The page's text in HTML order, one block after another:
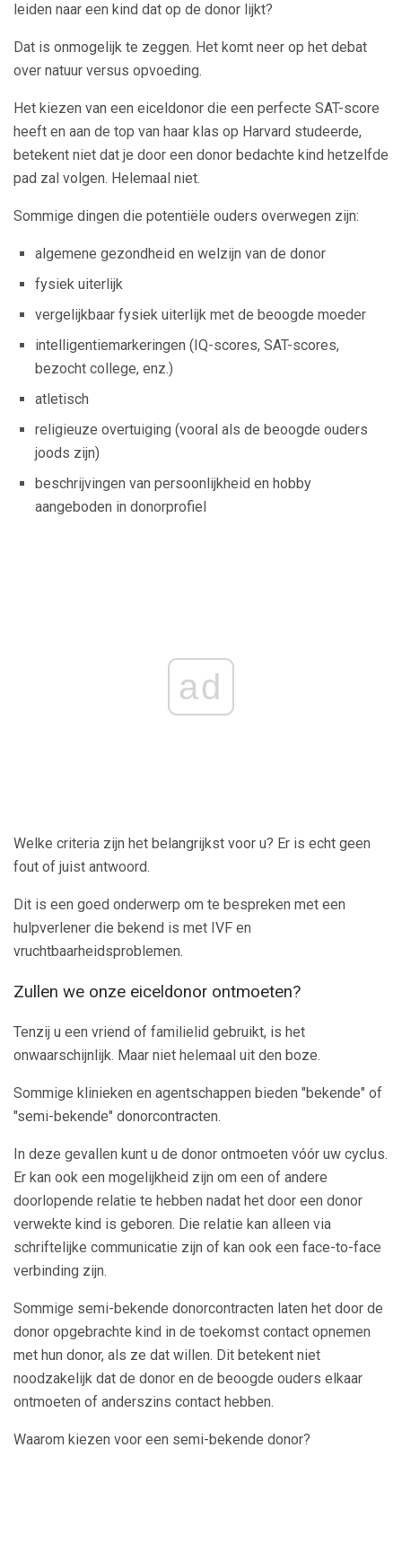
leiden naar een kind dat op de donor lijkt?
Dat is onmogelijk te zeggen. Het komt neer op het debat
over natuur versus opvoeding.
Het kiezen van een eiceldonor die een perfecte SAT-score
heeft en aan de top van haar klas op Harvard studeerde,
betekent niet dat je door een donor bedachte kind hetzelfde
pad zal volgen. Helemaal niet.
Sommige dingen die potentiële ouders overwegen zijn:
algemene gezondheid en welzijn van de donor
fysiek uiterlijk
vergelijkbaar fysiek uiterlijk met de beoogde moeder
intelligentiemarkeringen (IQ-scores, SAT-scores,
bezocht college, enz.)
atletisch
religieuze overtuiging (vooral als de beoogde ouders
joods zijn)
beschrijvingen van persoonlijkheid en hobby
aangeboden in donorprofiel
ad
Welke criteria zijn het belangrijkst voor u? Er is echt geen
fout of juist antwoord.
Dit is een goed onderwerp om te bespreken met een
hulpverlener die bekend is met IVF en
vruchtbaarheidsproblemen.
Zullen we onze eiceldonor ontmoeten?
Tenzij u een vriend of familielid gebruikt, is het
onwaarschijnlijk. Maar niet helemaal uit den boze.
Sommige klinieken en agentschappen bieden "bekende" of
"semi-bekende" donorcontracten.
In deze gevallen kunt u de donor ontmoeten vóór uw cyclus.
Er kan ook een mogelijkheid zijn om een ​​of andere
doorlopende relatie te hebben nadat het door een donor
verwekte kind is geboren. Die relatie kan alleen via
schriftelijke communicatie zijn of kan ook een face-to-face
verbinding zijn.
Sommige semi-bekende donorcontracten laten het door de
donor opgebrachte kind in de toekomst contact opnemen
met hun donor, als ze dat willen. Dit betekent niet
noodzakelijk dat de donor en de beoogde ouders elkaar
ontmoeten of anderszins contact hebben.
Waarom kiezen voor een semi-bekende donor?